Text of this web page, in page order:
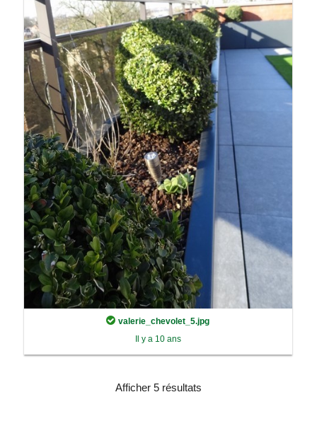
valerie_chevolet_5.jpg
Il y a 10 ans
Afficher 5 résultats